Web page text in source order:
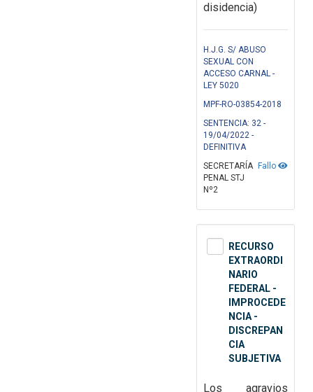
disidencia)
H.J.G. S/ ABUSO
SEXUAL CON
ACCESO CARNAL -
LEY 5020
MPF-RO-03854-2018
SENTENCIA: 32 -
19/04/2022 -
DEFINITIVA
Fallo
SECRETARÍA
PENAL STJ
Nº2
RECURSO
EXTRAORDI
NARIO
FEDERAL -
IMPROCEDE
NCIA -
DISCREPAN
CIA
SUBJETIVA
Los agravios